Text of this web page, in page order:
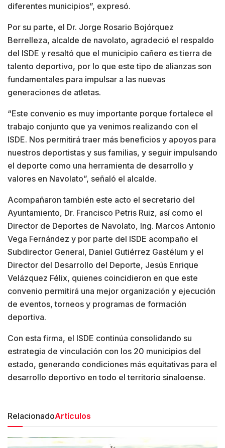
diferentes municipios”, expresó.
Por su parte, el Dr. Jorge Rosario Bojórquez
Berrelleza, alcalde de navolato, agradeció el respaldo
del ISDE y resaltó que el municipio cañero es tierra de
talento deportivo, por lo que este tipo de alianzas son
fundamentales para impulsar a las nuevas
generaciones de atletas.
“Este convenio es muy importante porque fortalece el
trabajo conjunto que ya venimos realizando con el
ISDE. Nos permitirá traer más beneficios y apoyos para
nuestros deportistas y sus familias, y seguir impulsando
el deporte como una herramienta de desarrollo y
valores en Navolato”, señaló el alcalde.
Acompañaron también este acto el secretario del
Ayuntamiento, Dr. Francisco Petris Ruiz, así como el
Director de Deportes de Navolato, Ing. Marcos Antonio
Vega Fernández y por parte del ISDE acompaño el
Subdirector General, Daniel Gutiérrez Gastélum y el
Director del Desarrollo del Deporte, Jesús Enrique
Velázquez Félix, quienes coincidieron en que este
convenio permitirá una mejor organización y ejecución
de eventos, torneos y programas de formación
deportiva.
Con esta firma, el ISDE continúa consolidando su
estrategia de vinculación con los 20 municipios del
estado, generando condiciones más equitativas para el
desarrollo deportivo en todo el territorio sinaloense.
RelacionadoArtículos